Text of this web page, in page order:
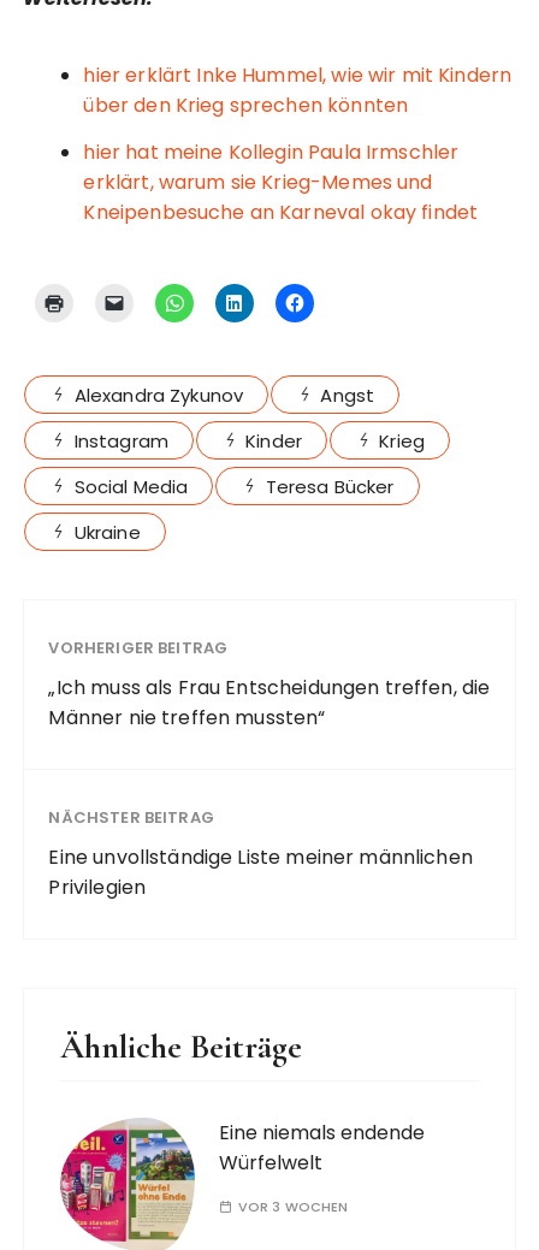
hier erklärt Inke Hummel, wie wir mit Kindern
über den Krieg sprechen könnten
hier hat meine Kollegin Paula Irmschler
erklärt, warum sie Krieg-Memes und
Kneipenbesuche an Karneval okay findet
Alexandra Zykunov
Angst
Instagram
Kinder
Krieg
Social Media
Teresa Bücker
Ukraine
VORHERIGER BEITRAG
„Ich muss als Frau Entscheidungen treffen, die
Männer nie treffen mussten“
NÄCHSTER BEITRAG
Eine unvollständige Liste meiner männlichen
Privilegien
Ähnliche Beiträge
Eine niemals endende
Würfelwelt
VOR 3 WOCHEN